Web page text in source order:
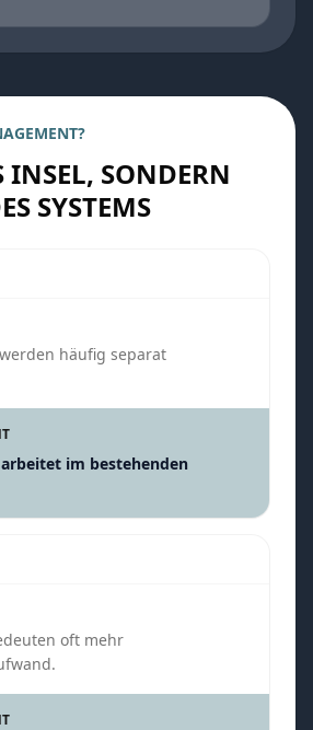
INSEL, SONDERN
SYSTEMS
häufig separat
arbeitet im bestehenden
oft mehr